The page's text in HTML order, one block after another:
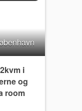
i
og
room